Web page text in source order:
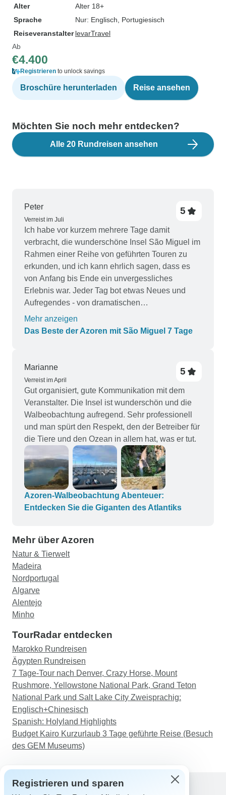
Alter
Alter 18+
Sprache
Nur: Englisch, Portugiesisch
Reiseveranstalter levarTravel
Ab
€4.400
Registrieren to unlock savings
Broschüre herunterladen Reise ansehen
Möchten Sie noch mehr entdecken?
Alle 20 Rundreisen ansehen
Peter
Verreist im Juli
5
Ich habe vor kurzem mehrere Tage damit
verbracht, die wunderschöne Insel São Miguel im
Rahmen einer Reihe von geführten Touren zu
erkunden, und ich kann ehrlich sagen, dass es
von Anfang bis Ende ein unvergessliches
Erlebnis war. Jeder Tag bot etwas Neues und
Aufregendes - von dramatischen
Vulkanlandschaften und ruhigen Kraterseen bis
hin zu entspannenden heißen Quellen und
Lagoa do Fogo, Furnas, Nordeste und die
atemberaubenden Aussichtspunkte rund um die
Insel.
Mehr anzeigen
Das Beste der Azoren mit São Miguel 7 Tage
Marianne
Verreist im April
5
Gut organisiert, gute Kommunikation mit dem
Veranstalter. Die Insel ist wunderschön und die
Walbeobachtung aufregend. Sehr professionell
und man spürt den Respekt, den der Betreiber für
die Tiere und den Ozean in allem hat, was er tut.
Azoren-Walbeobachtung Abenteuer:
Entdecken Sie die Giganten des Atlantiks
Mehr über Azoren
Natur & Tierwelt
Madeira
Nordportugal
Algarve
Alentejo
Minho
TourRadar entdecken
Marokko Rundreisen
Ägypten Rundreisen
7 Tage-Tour nach Denver, Crazy Horse, Mount
Rushmore, Yellowstone National Park, Grand Teton
National Park und Salt Lake City Zweisprachig:
Englisch+Chinesisch
Spanish: Holyland Highlights
Budget Kairo Kurzurlaub 3 Tage geführte Reise (Besuch
des GEM Museums)
Registrieren und sparen